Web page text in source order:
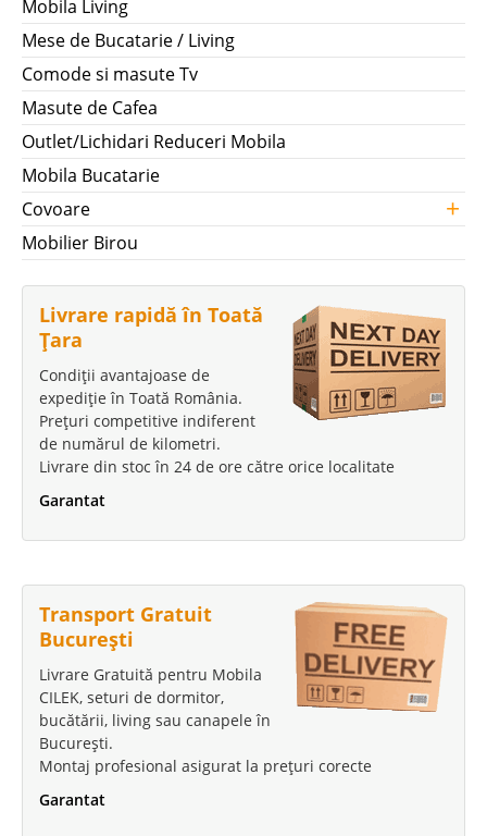
Mobila Living
Mese de Bucatarie / Living
Comode si masute Tv
Masute de Cafea
Outlet/Lichidari Reduceri Mobila
Mobila Bucatarie
Covoare
+
Mobilier Birou
Livrare rapidă în Toată
Țara
Condiții avantajoase de
expediție în Toată România.
Prețuri competitive indiferent
de numărul de kilometri.
Livrare din stoc în 24 de ore către orice localitate
Garantat
Transport Gratuit
București
Livrare Gratuită pentru Mobila
CILEK, seturi de dormitor,
bucătării, living sau canapele în
București.
Montaj profesional asigurat la prețuri corecte
Garantat